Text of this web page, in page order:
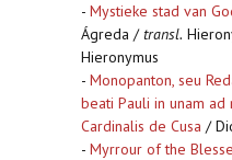
- Mystieke stad van
Ágreda /transl.
Hieronymus
- Monopanton, seu
beati Pauli in unam ad
Cardinalis de Cusa /
- Myrrour of the